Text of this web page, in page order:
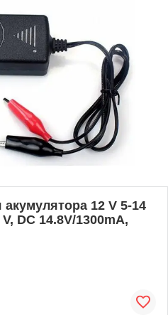
12 V 5-14
DC 14.8V/1300mA,